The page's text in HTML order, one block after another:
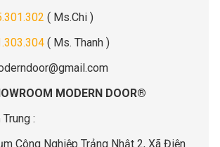
( Ms.Chi )
( Ms. Thanh )
MODERN DOOR®
:
Công Nghiệp Trảng Nhật 2, Xã Điện